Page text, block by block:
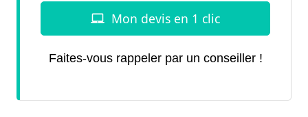
Faites-vous rappeler par un conseiller !